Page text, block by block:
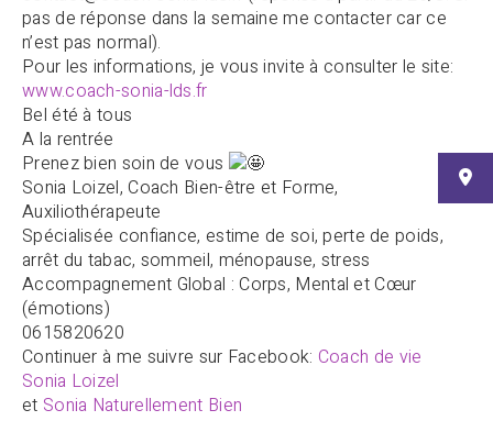
pas de réponse dans la semaine me contacter car ce
n’est pas normal).
Pour les informations, je vous invite à consulter le site:
www.coach-sonia-lds.fr
Bel été à tous
A la rentrée
Prenez bien soin de vous
Sonia Loizel, Coach Bien-être et Forme,
Auxiliothérapeute
Spécialisée confiance, estime de soi, perte de poids,
arrêt du tabac, sommeil, ménopause, stress
Accompagnement Global : Corps, Mental et Cœur
(émotions)
0615820620
Continuer à me suivre sur Facebook: Coach de vie
Sonia Loizel
et Sonia Naturellement Bien